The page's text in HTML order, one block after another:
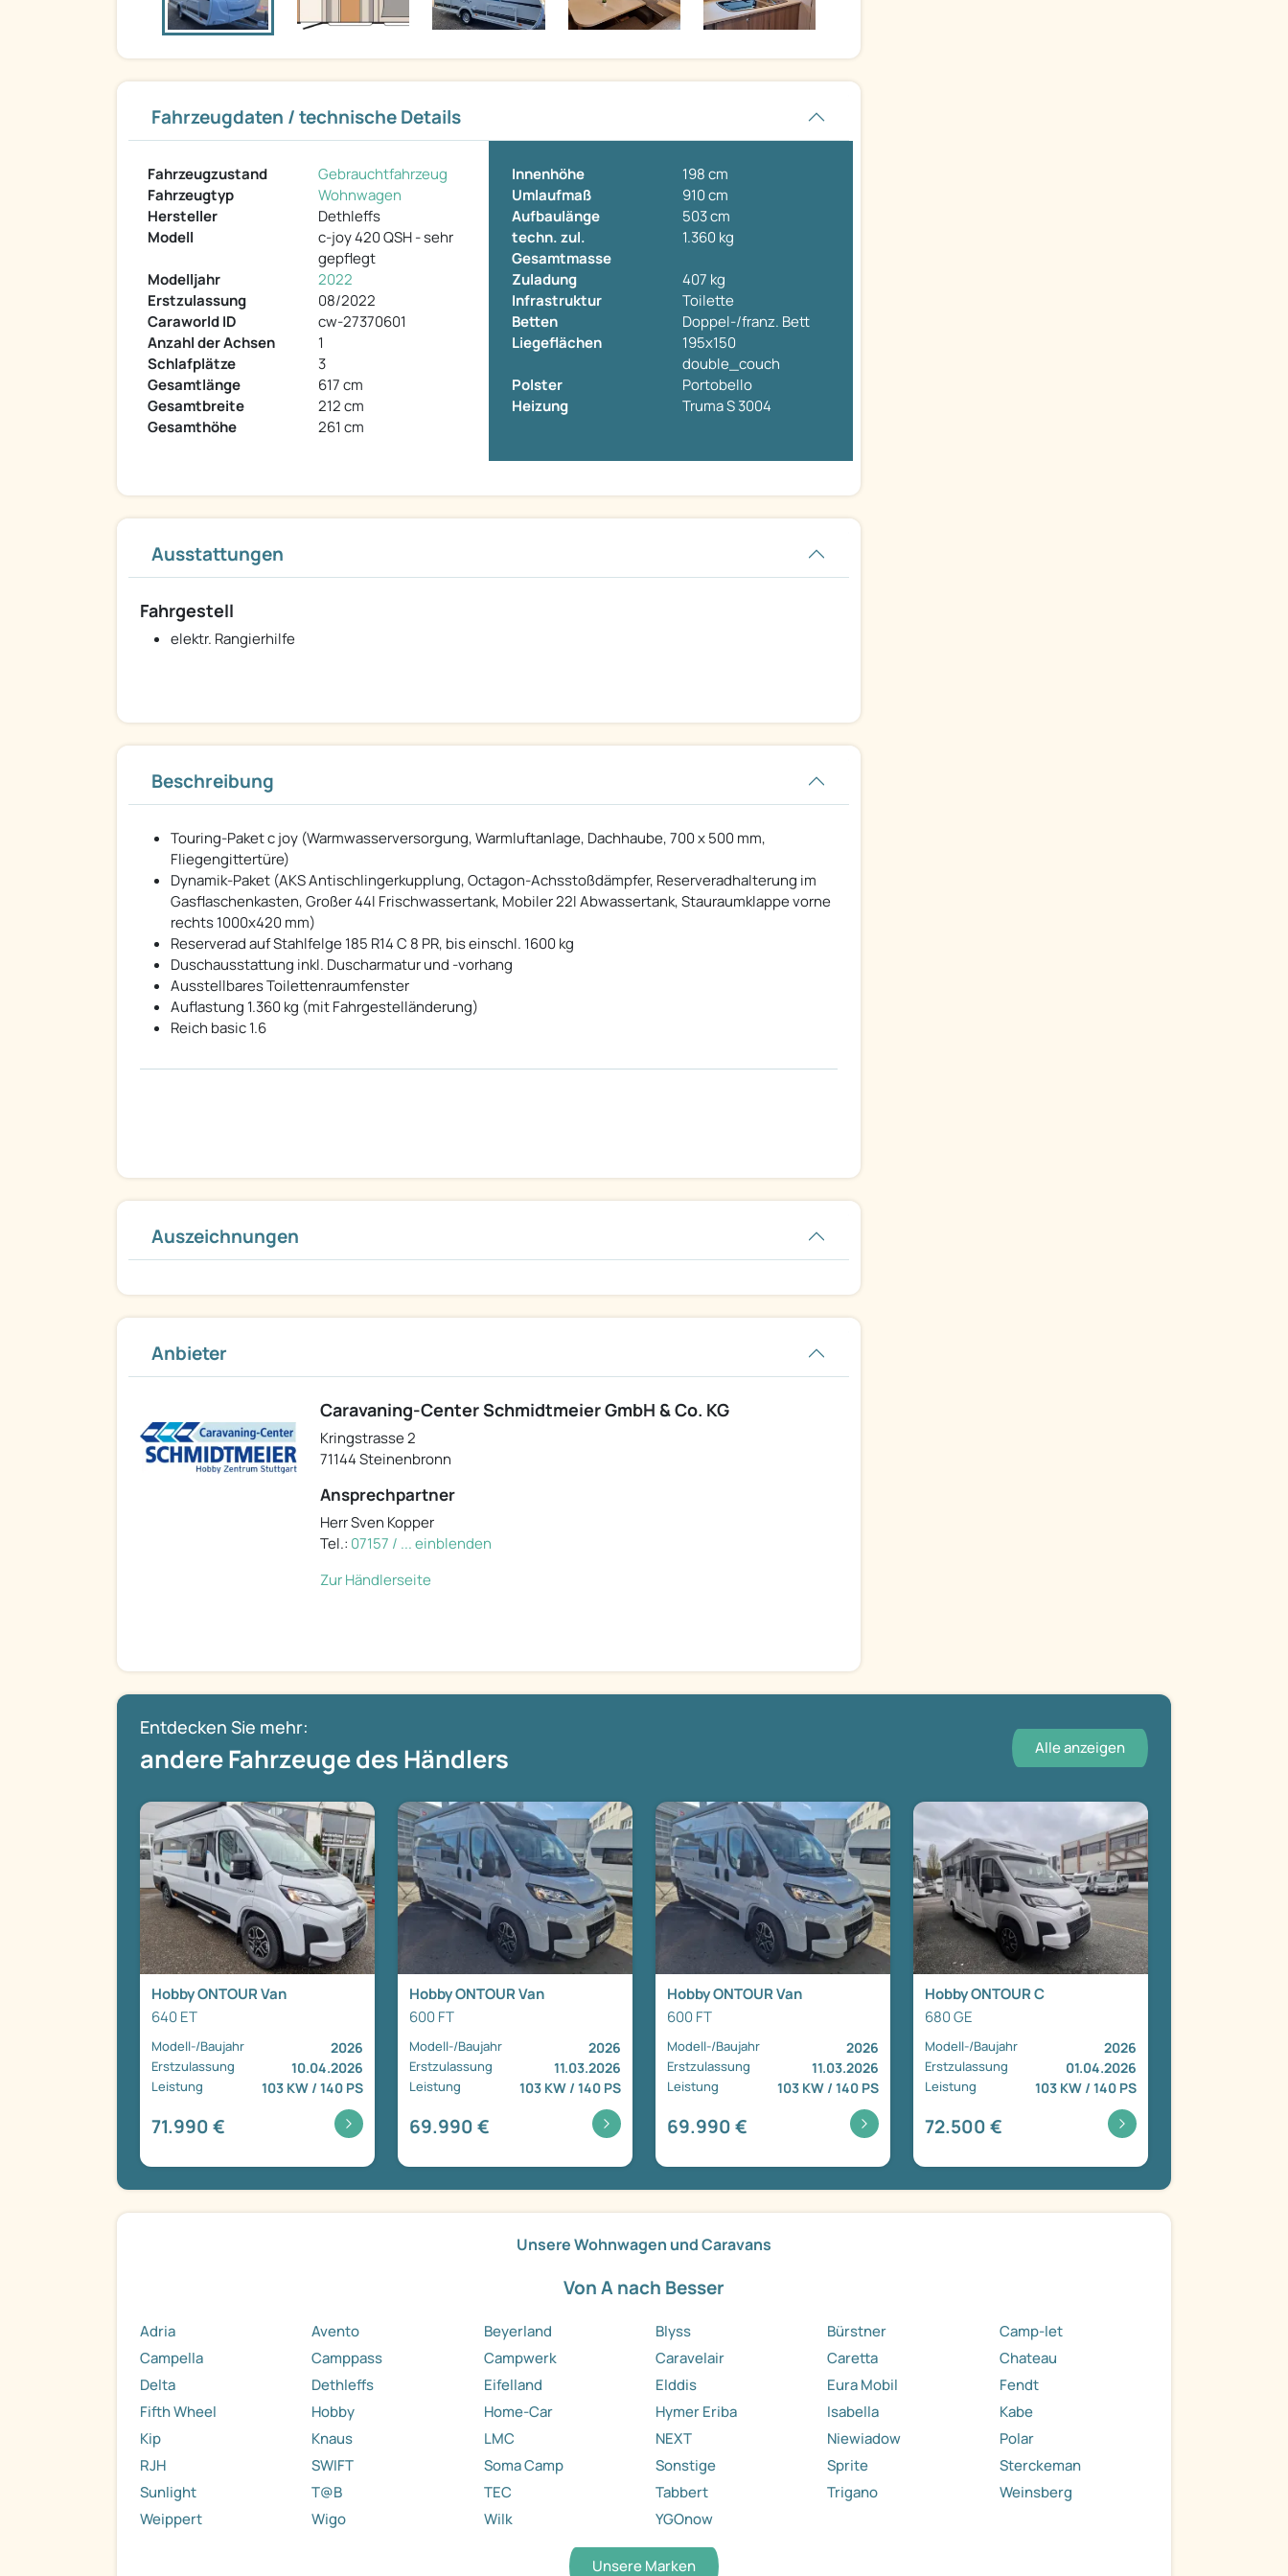
Fahrzeugdaten / technische Details
Fahrzeugzustand
Gebrauchtfahrzeug
Fahrzeugtyp
Wohnwagen
Hersteller
Dethleffs
Modell
c-joy 420 QSH - sehr
gepflegt
Modelljahr
2022
Erstzulassung
08/2022
Caraworld ID
cw-27370601
Anzahl der Achsen
1
Schlafplätze
3
Gesamtlänge
617 cm
Gesamtbreite
212 cm
Gesamthöhe
261 cm
Innenhöhe
198 cm
Umlaufmaß
910 cm
Aufbaulänge
503 cm
techn. zul.
Gesamtmasse
1.360 kg
Zuladung
407 kg
Infrastruktur
Toilette
Betten
Doppel-/franz. Bett
Liegeflächen
195x150
double_couch
Polster
Portobello
Heizung
Truma S 3004
Ausstattungen
Fahrgestell
elektr. Rangierhilfe
Beschreibung
Touring-Paket c joy (Warmwasserversorgung, Warmluftanlage, Dachhaube, 700 x 500 mm,
Fliegengittertüre)
Dynamik-Paket (AKS Antischlingerkupplung, Octagon-Achsstoßdämpfer, Reserveradhalterung im
Gasflaschenkasten, Großer 44l Frischwassertank, Mobiler 22l Abwassertank, Stauraumklappe vorne
rechts 1000x420 mm)
Reserverad auf Stahlfelge 185 R14 C 8 PR, bis einschl. 1600 kg
Duschausstattung inkl. Duscharmatur und -vorhang
Ausstellbares Toilettenraumfenster
Auflastung 1.360 kg (mit Fahrgestelländerung)
Reich basic 1.6
Auszeichnungen
Anbieter
Caravaning-Center Schmidtmeier GmbH & Co. KG
Kringstrasse 2
71144 Steinenbronn
Ansprechpartner
Herr Sven Kopper
Tel.: 07157 / ... einblenden
Zur Händlerseite
Entdecken Sie mehr:
andere Fahrzeuge des Händlers Alle anzeigen
Hobby ONTOUR Van
640 ET
Modell-/Baujahr 2026
Erstzulassung 10.04.2026
Leistung 103 KW / 140 PS
71.990 €
Hobby ONTOUR Van
600 FT
Modell-/Baujahr 2026
Erstzulassung 11.03.2026
Leistung 103 KW / 140 PS
69.990 €
Hobby ONTOUR Van
600 FT
Modell-/Baujahr 2026
Erstzulassung 11.03.2026
Leistung 103 KW / 140 PS
69.990 €
Hobby ONTOUR C
680 GE
Modell-/Baujahr 2026
Erstzulassung 01.04.2026
Leistung 103 KW / 140 PS
72.500 €
Unsere Wohnwagen und Caravans
Von A nach Besser
Adria Avento Beyerland Blyss Bürstner
Camp-let
Campella
Camppass Campwerk Caravelair Caretta
Chateau
Delta
Dethleffs Eifelland Elddis Eura Mobil
Fendt
Fifth Wheel
Hobby Home-Car Hymer Eriba Isabella
Kabe
Kip
Knaus LMC NEXT Niewiadow
Polar
RJH
SWIFT Soma Camp Sonstige Sprite
Sterckeman
Sunlight
T@B TEC Tabbert Trigano
Weinsberg
Weippert
Wigo Wilk YGOnow
Unsere Marken